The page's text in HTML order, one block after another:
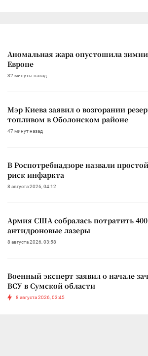
Аномальная жара опустошила
Европе
32 минуты назад
Мэр Киева заявил о возгорании
топливом в Оболонском районе
47 минут назад
В Роспотребнадзоре назвали
риск инфаркта
8 августа 2026, 04:12
Армия США собралась потратить
антидроновые лазеры
8 августа 2026, 03:58
Военный эксперт заявил о начале
ВСУ в Сумской области
8 августа 2026, 03:45